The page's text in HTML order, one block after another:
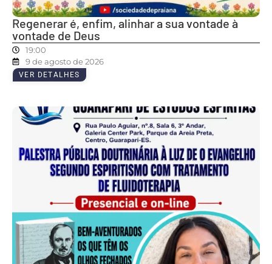
Regenerar é, enfim, alinhar a sua vontade à
vontade de Deus
19:00
9 de agosto de 2026
VER DETALHES